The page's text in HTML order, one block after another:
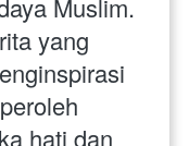
Muslim.
yang
hati dan